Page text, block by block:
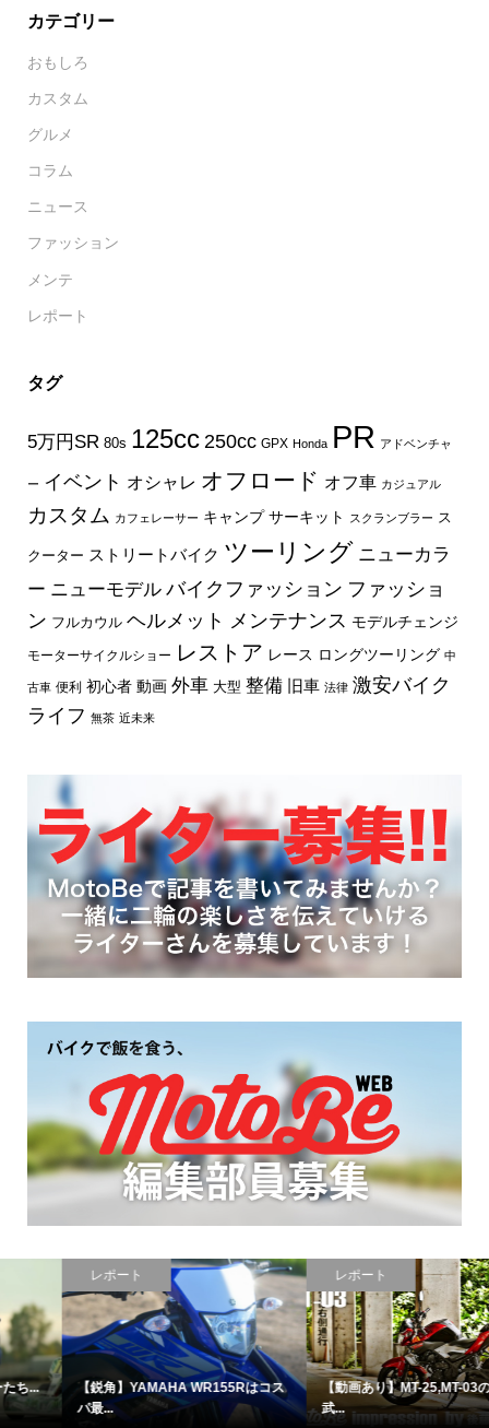
カテゴリー
おもしろ
カスタム
グルメ
コラム
ニュース
ファッション
メンテ
レポート
タグ
5万円SR 80s 125cc 250cc GPX Honda PR アドベンチャ
ー イベント オシャレ オフロード オフ車 カジュアル
カスタム カフェレーサー キャンプ サーキット スクランブラー ス
クーター ストリートバイク ツーリング ニューカラ
ー ニューモデル バイクファッション ファッショ
ン フルカウル ヘルメット メンテナンス モデルチェンジ
モーターサイクルショー レストア レース ロングツーリング 中
古車 便利 初心者 動画 外車 大型 整備 旧車 法律 激安バイク
ライフ 無茶 近未来
【鋭角】YAMAHA WR155Rはコス
パ最...
レポート
【動画あり】MT-25,MT-03の後藤
武...